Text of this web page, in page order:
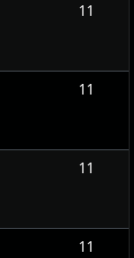
11
11
11
11